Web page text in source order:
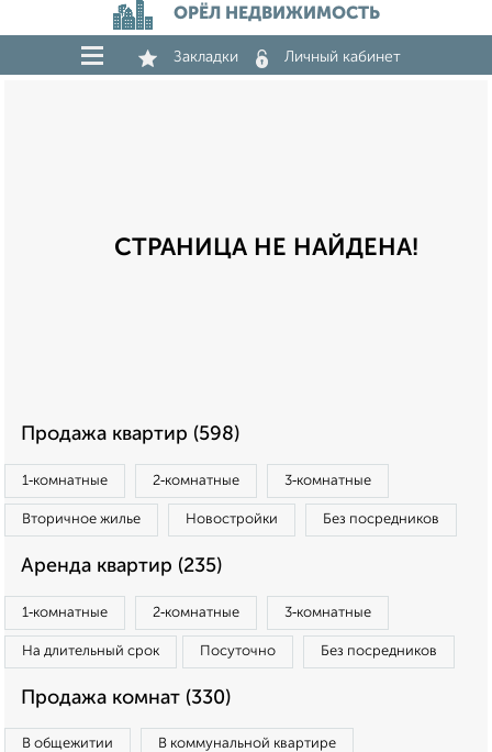
ОРЁЛ НЕДВИЖИМОСТЬ
Закладки Личный кабинет
СТРАНИЦА НЕ НАЙДЕНА!
Продажа квартир (598)
1‑комнатные 2‑комнатные 3‑комнатные
Вторичное жилье Новостройки Без посредников
Аренда квартир (235)
1‑комнатные 2‑комнатные 3‑комнатные
На длительный срок Посуточно Без посредников
Продажа комнат (330)
В общежитии В коммунальной квартире